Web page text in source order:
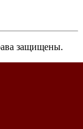
защищены.